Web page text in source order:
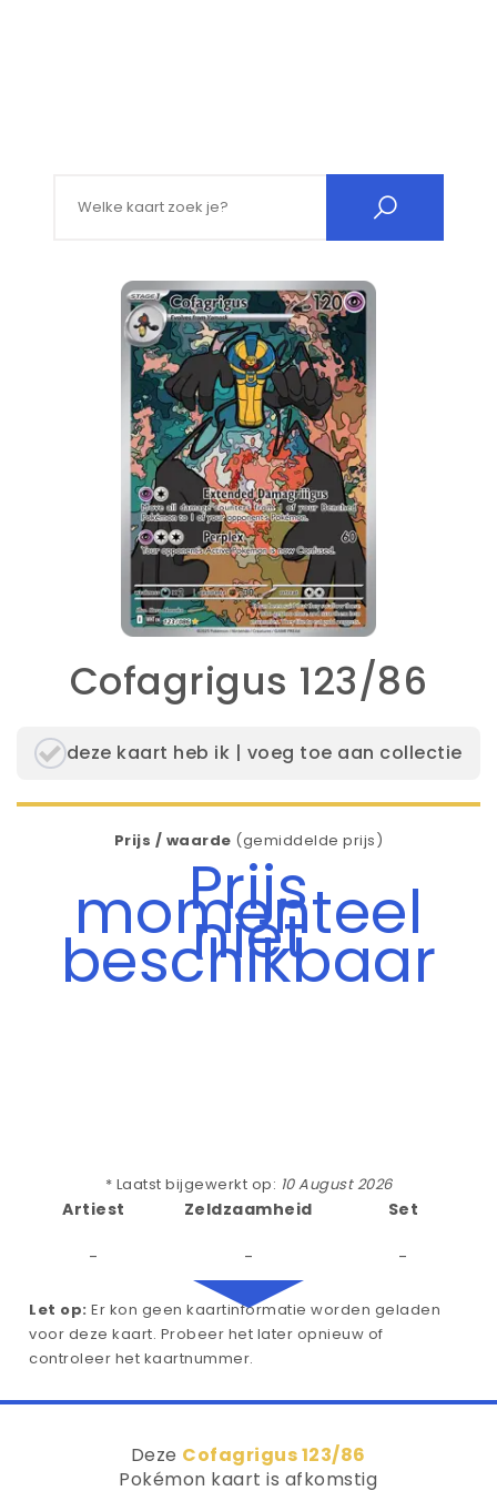
Cofagrigus 123/86
deze kaart heb ik | voeg toe aan collectie
Prijs / waarde (gemiddelde prijs)
Prijs
momenteel
niet
beschikbaar
* Laatst bijgewerkt op: 10 August 2026
Artiest
-
Zeldzaamheid
-
Set
-
Let op: Er kon geen kaartinformatie worden geladen
voor deze kaart. Probeer het later opnieuw of
controleer het kaartnummer.
Deze Cofagrigus 123/86
Pokémon kaart is afkomstig